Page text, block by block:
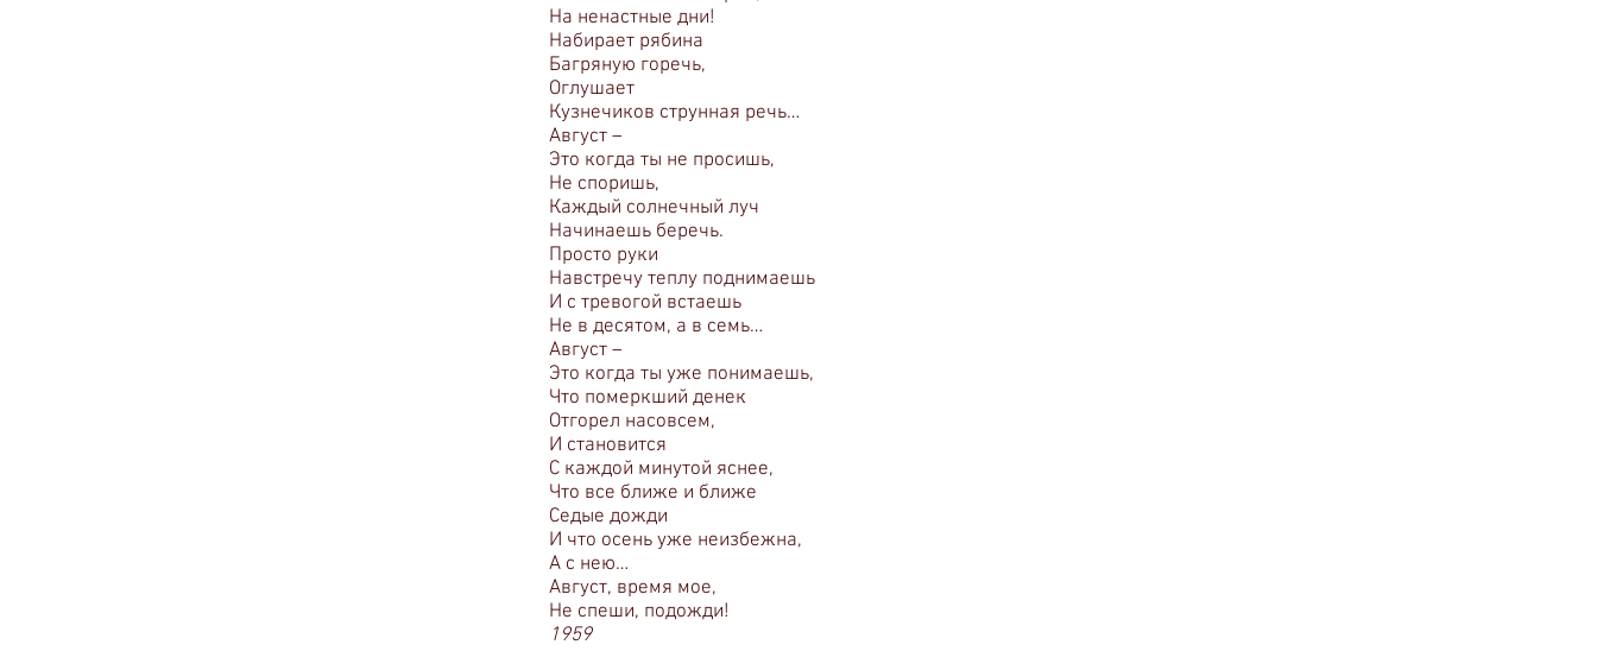
На ненастные дни!
Набирает рябина
Багряную горечь,
Оглушает
Кузнечиков струнная речь…
Август –
Это когда ты не просишь,
Не споришь,
Каждый солнечный луч
Начинаешь беречь.
Просто руки
Навстречу теплу поднимаешь
И с тревогой встаешь
Не в десятом, а в семь…
Август –
Это когда ты уже понимаешь,
Что померкший денек
Отгорел насовсем,
И становится
С каждой минутой яснее,
Что все ближе и ближе
Седые дожди
И что осень уже неизбежна,
А с нею…
Август, время мое,
Не спеши, подожди!
1959